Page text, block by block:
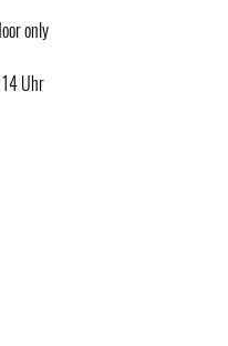
only
Uhr